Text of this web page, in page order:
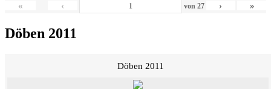
« ‹ von 27 › »
Döben 2011
Döben 2011